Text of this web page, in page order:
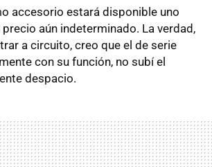
accesorio estará disponible uno
aún indeterminado. La verdad,
a circuito, creo que el de serie
con su función, no subí el
despacio.